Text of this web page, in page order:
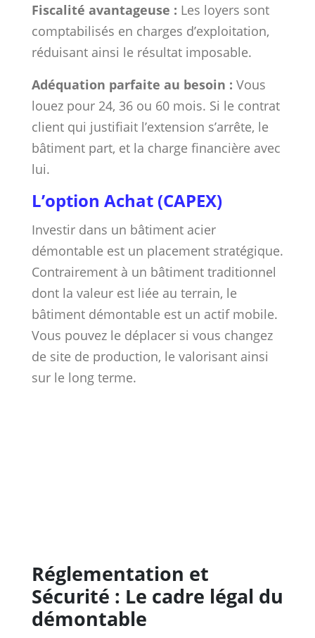
Fiscalité avantageuse : Les loyers sont
comptabilisés en charges d’exploitation,
réduisant ainsi le résultat imposable.
Adéquation parfaite au besoin : Vous
louez pour 24, 36 ou 60 mois. Si le contrat
client qui justifiait l’extension s’arrête, le
bâtiment part, et la charge financière avec
lui.
L’option Achat (CAPEX)
Investir dans un bâtiment acier
démontable est un placement stratégique.
Contrairement à un bâtiment traditionnel
dont la valeur est liée au terrain, le
bâtiment démontable est un actif mobile.
Vous pouvez le déplacer si vous changez
de site de production, le valorisant ainsi
sur le long terme.
Réglementation et
Sécurité : Le cadre légal du
démontable